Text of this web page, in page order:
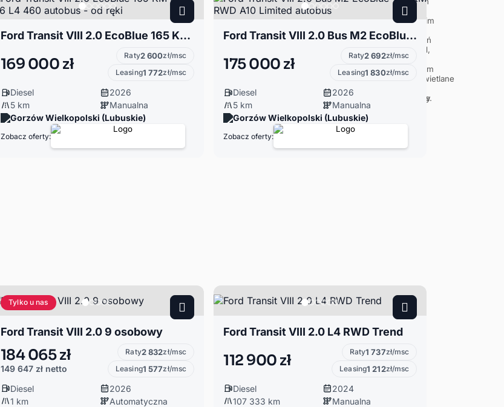
Ford Transit VIII 2.0 EcoBlue 165 KM RWD M6 L4 460 autobus - od ręki
169 000 zł Raty2 600zł/msc
Leasing1 772zł/msc
Diesel
2026
5 km
Manualna
Gorzów Wielkopolski (Lubuskie)
Zobacz oferty:
Ford Transit VIII 2.0 Bus M2 EcoBlue 165 KM RWD A10 Limited autobus
175 000 zł Raty2 692zł/msc
Leasing1 830zł/msc
Diesel
2026
5 km
Manualna
Gorzów Wielkopolski (Lubuskie)
Zobacz oferty:
Tylko u nas
Ford Transit VIII 2.0 9 osobowy
184 065 zł
149 647 zł netto
Raty2 832zł/msc
Leasing1 577zł/msc
Diesel
2026
1 km
Automatyczna
Ford Transit VIII 2.0 L4 RWD Trend
112 900 zł Raty1 737zł/msc
Leasing1 212zł/msc
Diesel
2024
107 333 km
Manualna